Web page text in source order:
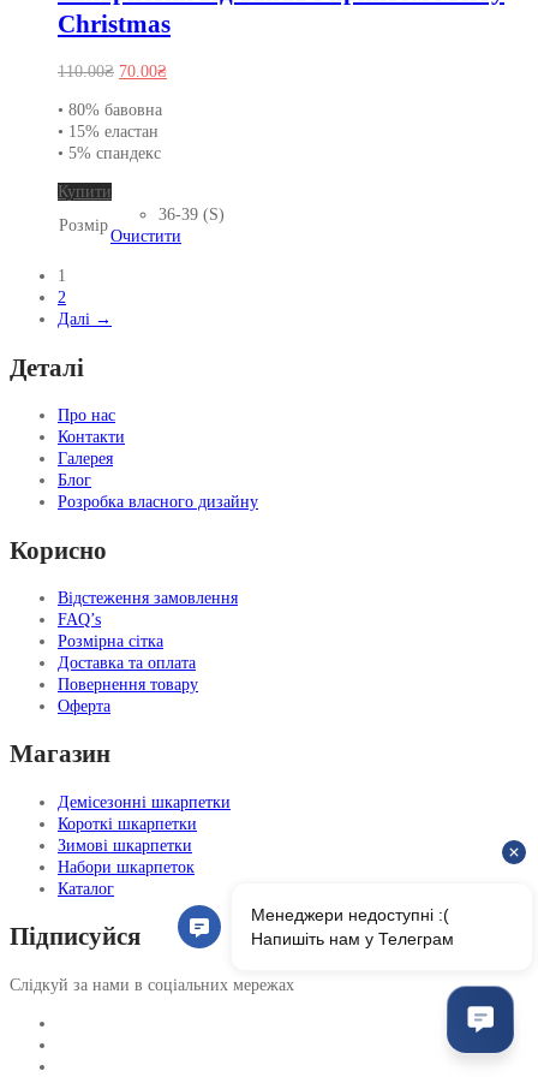
Christmas
110.00₴ Оригінальна
110.00₴.
70.00₴Поточна
• 80% бавовна
• 15% еластан
• 5% спандекс
Купити
товар
має
Розмір
36-39 (S)
Очистити
1
2
Далі →
Деталі
Про нас
Контакти
Галерея
Блог
Розробка власного дизайну
Корисно
Відстеження замовлення
FAQ’s
Розмірна сітка
Доставка та оплата
Повернення товару
Оферта
Магазин
Демісезонні шкарпетки
Короткі шкарпетки
Зимові шкарпетки
Набори шкарпеток
Каталог
Підписуйся
Слідкуй за нами в соціальних мережах